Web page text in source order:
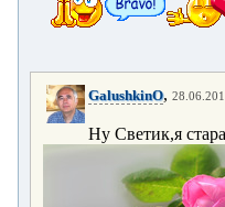
GalushkinO,
Ну Светик,я